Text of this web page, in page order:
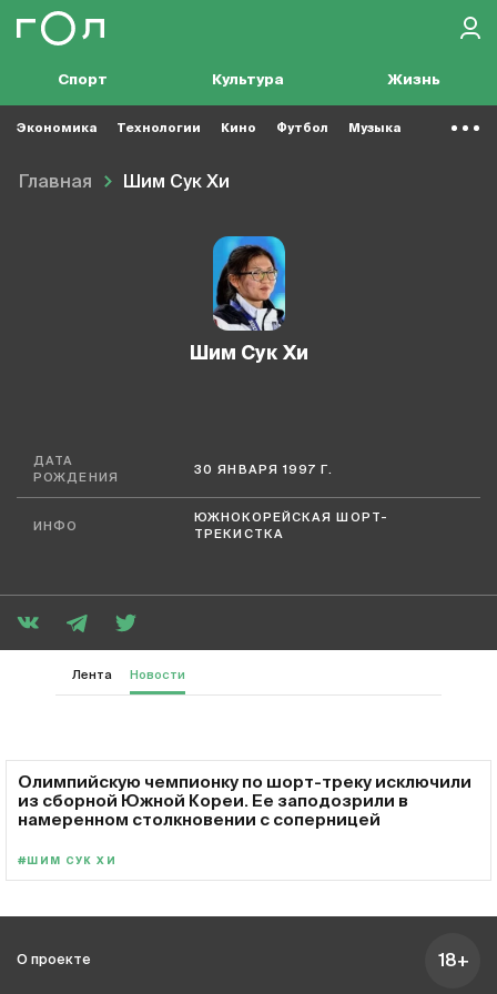
Спорт Культура Жизнь
Экономика Технологии Кино Футбол Музыка
Главная Шим Сук Хи
Шим Сук Хи
ДАТА
РОЖДЕНИЯ
30 ЯНВАРЯ 1997 Г.
ИНФО
ЮЖНОКОРЕЙСКАЯ ШОРТ-
ТРЕКИСТКА
Лента Новости
Олимпийскую чемпионку по шорт-треку исключили
из сборной Южной Кореи. Ее заподозрили в
намеренном столкновении с соперницей
#ШИМ СУК ХИ
О проекте 18+